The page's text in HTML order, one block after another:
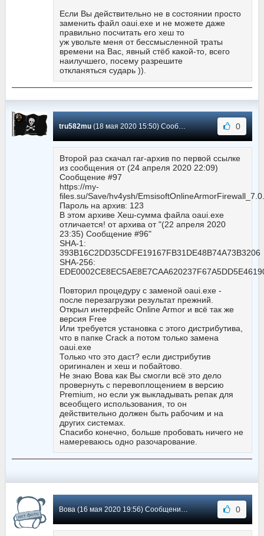
Если Вы действительно не в состоянии просто
заменить файл oaui.exe и не можете даже
правильно посчитать его хеш то
уж увольте меня от бессмысленной траты
времени на Вас, явный стёб какой-то, всего
наилучшего, посему разрешите
откланяться сударь )).
tru582mu(18 мая 2020 15:50) Сообщение #100 0
Второй раз скачал rar-архив по первой ссылке
из сообщения от (24 апреля 2020 22:09)
Сообщение #97
https://my-
files.su/Save/hv4ysh/
Пароль на архив: 123
В этом архиве Хеш-сумма файла oaui.exe
отличается! от архива от "(22 апреля 2020
23:35) Сообщение #96"
SHA-1:
393B16C2DD35CDFE19167FB31DE48B74A73B3206
SHA-256:
Повторил процедуру с заменой oaui.exe -
после перезагрузки результат прежний.
Открыл интерфейс Online Armor и всё так же
версия Free
Или требуется установка с этого дистрибутива,
что в папке Crack а потом только замена
oaui.exe
Только что это даст? если дистрибутив
оригинален и хеш и побайтово.
Не знаю Вова как Вы смогли всё это дело
провернуть с перевоплощением в версию
Premium, но если уж выкладывать репак для
всеобщего использования, то он
действительно должен быть рабочим и на
других системах.
Спасибо конечно, больше пробовать ничего не
намереваюсь одно разочарование.
Вова (16 мая 2020 19:56) Сообщение #99 0